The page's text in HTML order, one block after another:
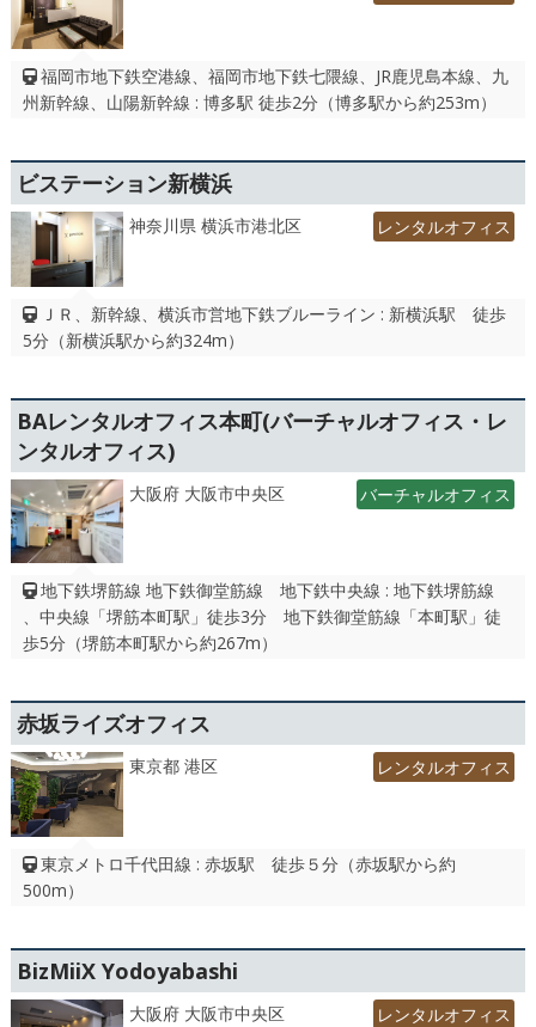
福岡市地下鉄空港線、福岡市地下鉄七隈線、JR鹿児島本線、九
州新幹線、山陽新幹線 : 博多駅 徒歩2分（博多駅から約253m）
ビステーション新横浜
神奈川県 横浜市港北区 レンタルオフィス
ＪＲ、新幹線、横浜市営地下鉄ブルーライン : 新横浜駅 徒歩
5分（新横浜駅から約324m）
BAレンタルオフィス本町(バーチャルオフィス・レ
ンタルオフィス)
大阪府 大阪市中央区 バーチャルオフィス
地下鉄堺筋線 地下鉄御堂筋線 地下鉄中央線 : 地下鉄堺筋線
、中央線「堺筋本町駅」徒歩3分 地下鉄御堂筋線「本町駅」徒
歩5分（堺筋本町駅から約267m）
赤坂ライズオフィス
東京都 港区 レンタルオフィス
東京メトロ千代田線 : 赤坂駅 徒歩５分（赤坂駅から約
500m）
BizMiiX Yodoyabashi
大阪府 大阪市中央区 レンタルオフィス